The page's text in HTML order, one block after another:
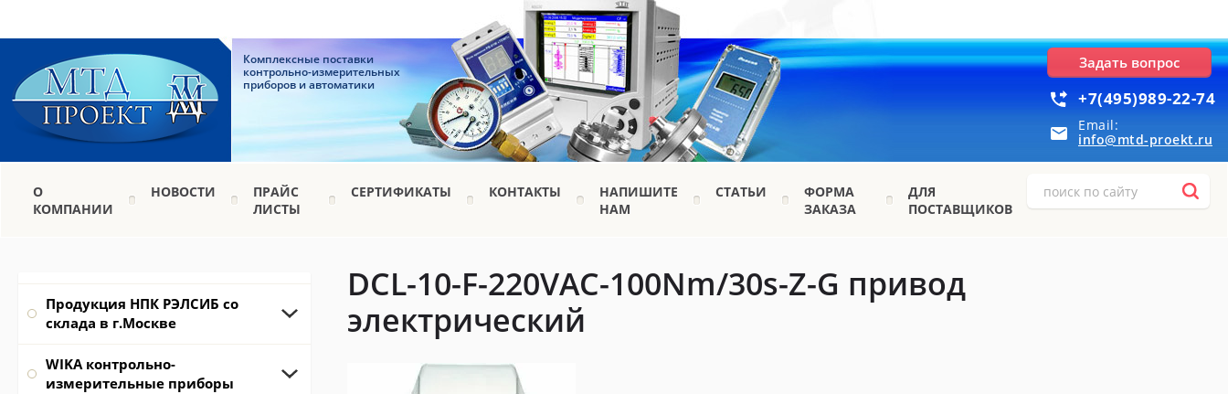
Комплексные поставки
контрольно-измерительных
приборов и автоматики
Задать вопрос
+7(495)989-22-74
Email:
info@mtd-proekt.ru
О
КОМПАНИИ
НОВОСТИ
ПРАЙС
ЛИСТЫ
СЕРТИФИКАТЫ КОНТАКТЫ
НАПИШИТЕ
НАМ
СТАТЬИ
ФОРМА
ЗАКАЗА
ДЛЯ
ПОСТАВЩИКОВ
Продукция НПК РЭЛСИБ со
склада в г.Москве
WIKA контрольно-
измерительные приборы
DCL-10-F-220VAC-100Nm/30s-Z-G привод
электрический